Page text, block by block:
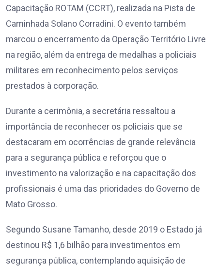
Capacitação ROTAM (CCRT), realizada na Pista de
Caminhada Solano Corradini. O evento também
marcou o encerramento da Operação Território Livre
na região, além da entrega de medalhas a policiais
militares em reconhecimento pelos serviços
prestados à corporação.
Durante a cerimônia, a secretária ressaltou a
importância de reconhecer os policiais que se
destacaram em ocorrências de grande relevância
para a segurança pública e reforçou que o
investimento na valorização e na capacitação dos
profissionais é uma das prioridades do Governo de
Mato Grosso.
Segundo Susane Tamanho, desde 2019 o Estado já
destinou R$ 1,6 bilhão para investimentos em
segurança pública, contemplando aquisição de